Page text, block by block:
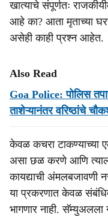
खात्याचे संपूर्णतः
आहे का? आता मृताच्या
असेही काही प्रश्‍न आहेत.
Also Read
Goa Police: पोलिस
ताशेऱ्यानंतर वरिष्ठांचे
केवळ कचरा टाकण्याच्या
असा छळ करणे आणि
कायद्याची
या प्रकरणात केवळ
भागणार नाही. सॅम्युअलला